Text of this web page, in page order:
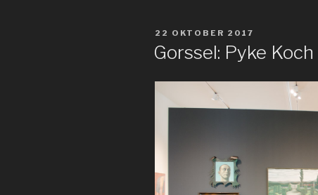
GEPLAATST
22 OKTOBER 2017
Gorssel: Pyke Koch